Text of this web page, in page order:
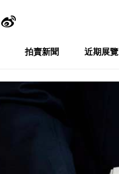
拍賣新聞 近期展覽